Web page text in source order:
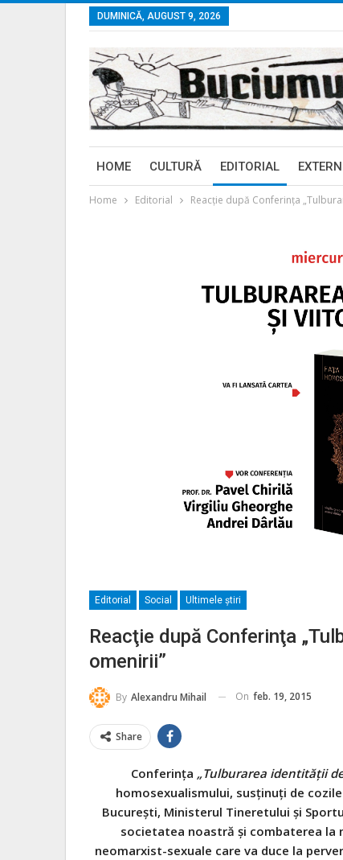
DUMINICĂ, AUGUST 9, 2026
HOME CULTURĂ EDITORIAL EXTERN
Home Editorial Reacţie după Conferinţa
Editorial Social Ultimele ştiri
Reacţie după Conferinţa
omenirii”
By Alexandru Mihail On feb. 19, 2015
Share
Conferinţa „Tulburarea identităţii
homosexualismului, susținuți de
București, Ministerul Tineretului și
societatea noastră şi combaterea la
neomarxist-sexuale care va duce la